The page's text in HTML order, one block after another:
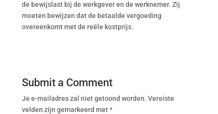
de bewijslast bij de werkgever en de werknemer. Zij
moeten bewijzen dat de betaalde vergoeding
overeenkomt met de reële kostprijs.
Submit a Comment
Je e-mailadres zal niet getoond worden. Vereiste
velden zijn gemarkeerd met*